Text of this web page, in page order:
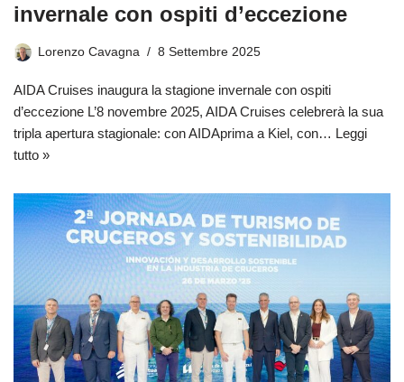
invernale con ospiti d’eccezione
Lorenzo Cavagna 8 Settembre 2025
AIDA Cruises inaugura la stagione invernale con ospiti
d’eccezione L’8 novembre 2025, AIDA Cruises celebrerà la sua
tripla apertura stagionale: con AIDAprima a Kiel, con… Leggi
tutto »